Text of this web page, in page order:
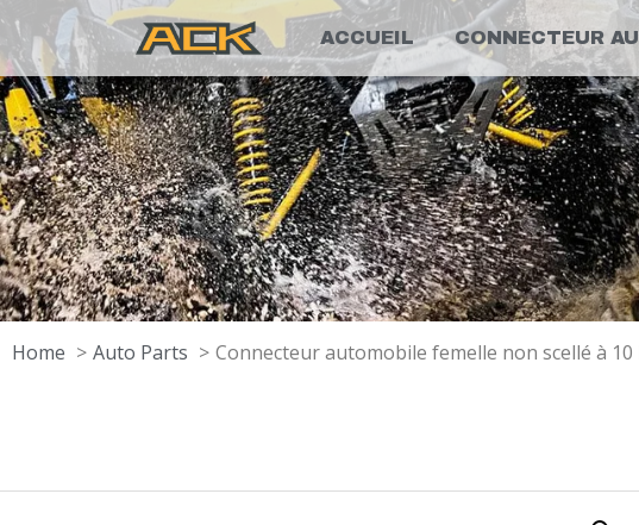
ACCUEIL CONNECTEUR
Home Auto Parts Connecteur automobile femelle non scellé à 10